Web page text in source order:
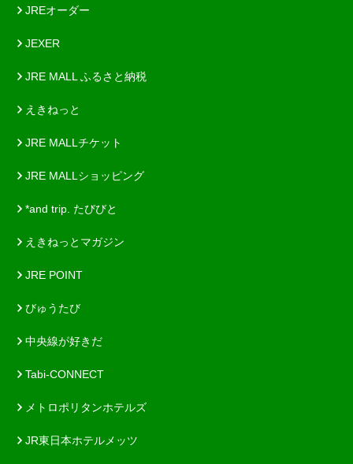
JREオーダー
JEXER
JRE MALL ふるさと納税
えきねっと
JRE MALLチケット
JRE MALLショッピング
*and trip. たびびと
えきねっとマガジン
JRE POINT
びゅうたび
中央線が好きだ
Tabi-CONNECT
メトロポリタンホテルズ
JR東日本ホテルメッツ